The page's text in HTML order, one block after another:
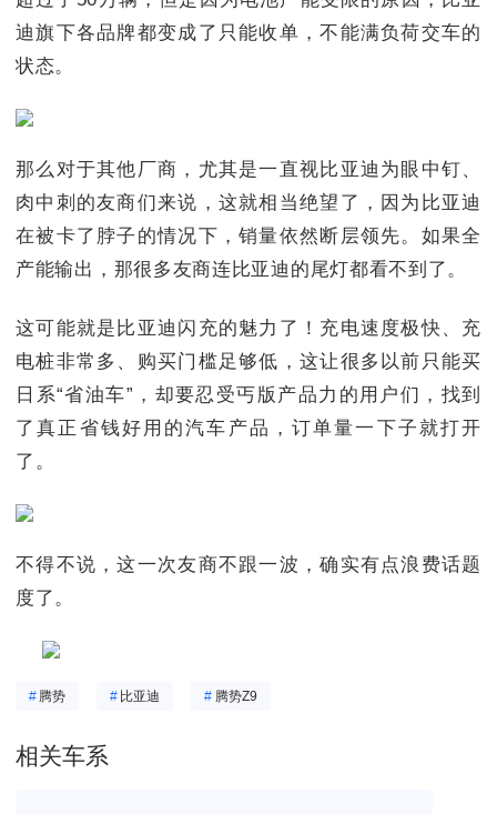
迪旗下各品牌都变成了只能收单，不能满负荷交车的
状态。
那么对于其他厂商，尤其是一直视比亚迪为眼中钉、
肉中刺的友商们来说，这就相当绝望了，因为比亚迪
在被卡了脖子的情况下，销量依然断层领先。如果全
产能输出，那很多友商连比亚迪的尾灯都看不到了。
这可能就是比亚迪闪充的魅力了！充电速度极快、充
电桩非常多、购买门槛足够低，这让很多以前只能买
日系“省油车”，却要忍受丐版产品力的用户们，找到
了真正省钱好用的汽车产品，订单量一下子就打开
了。
不得不说，这一次友商不跟一波，确实有点浪费话题
度了。
# 腾势 # 比亚迪 # 腾势Z9
相关车系